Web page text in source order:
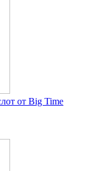
от Big Time